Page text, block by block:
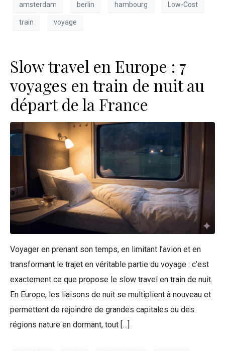
amsterdam berlin hambourg Low-Cost
train voyage
Slow travel en Europe : 7
voyages en train de nuit au
départ de la France
Voyager en prenant son temps, en limitant l’avion et en
transformant le trajet en véritable partie du voyage : c’est
exactement ce que propose le slow travel en train de nuit.
En Europe, les liaisons de nuit se multiplient à nouveau et
permettent de rejoindre de grandes capitales ou des
régions nature en dormant, tout […]